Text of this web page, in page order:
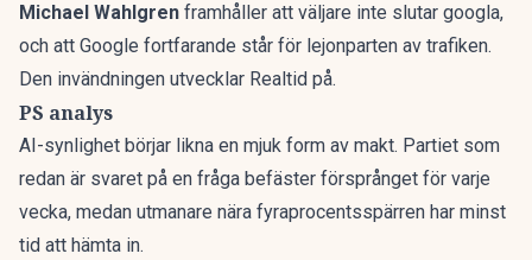
Michael Wahlgren framhåller att väljare inte slutar googla,
och att Google fortfarande står för lejonparten av trafiken.
Den invändningen utvecklar Realtid på.
PS analys
AI-synlighet börjar likna en mjuk form av makt. Partiet som
redan är svaret på en fråga befäster försprånget för varje
vecka, medan utmanare nära fyraprocentsspärren har minst
tid att hämta in.